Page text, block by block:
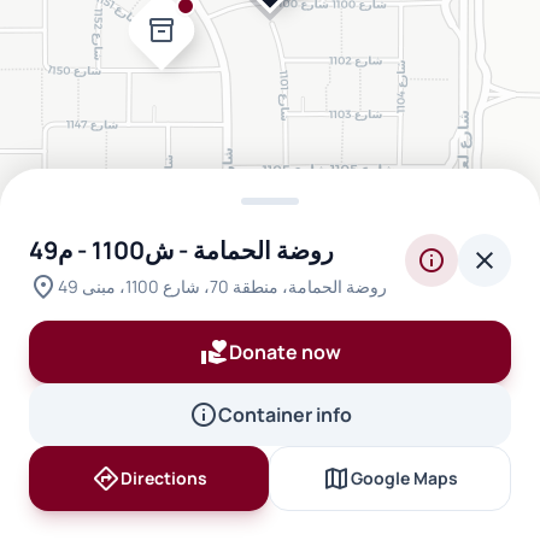
inventory_2
روضة الحمامة - ش1100 - م49
location_on روضة الحمامة، منطقة 70، شارع 1100، مبنى 49
info close
volunteer_activismDonate now
infoContainer info
directionsDirections mapGoogle Maps